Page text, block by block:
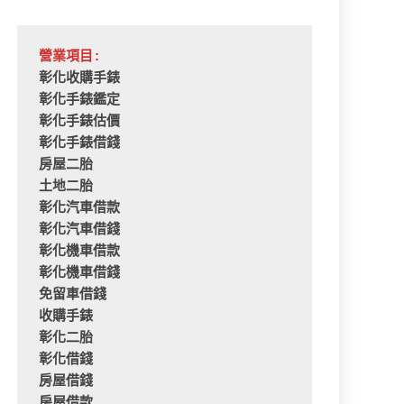
營業項目:
彰化收購手錶
彰化手錶鑑定
彰化手錶估價
彰化手錶借錢
房屋二胎
土地二胎
彰化汽車借款
彰化汽車借錢
彰化機車借款
彰化機車借錢
免留車借錢
收購手錶
彰化二胎
彰化借錢
房屋借錢